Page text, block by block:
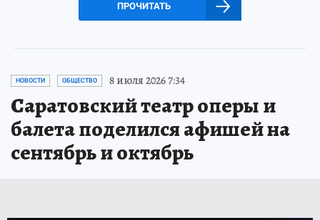
ПРОЧИТАТЬ
НОВОСТИ ОБЩЕСТВО 8 июля 2026 7:34
Саратовский театр оперы и
балета поделился афишей на
сентябрь и октябрь